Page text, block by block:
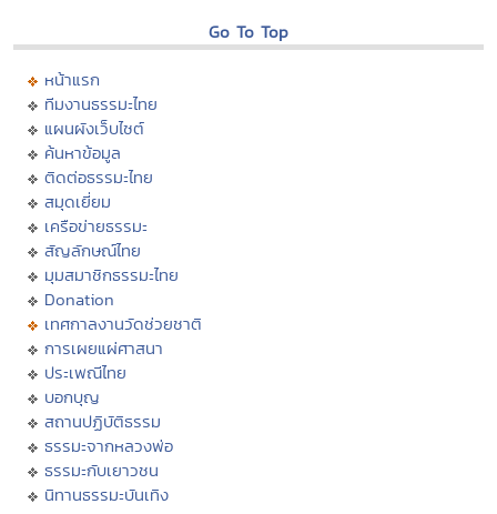
Go To Top
หน้าแรก
ทีมงานธรรมะไทย
แผนผังเว็บไซต์
ค้นหาข้อมูล
ติดต่อธรรมะไทย
สมุดเยี่ยม
เครือข่ายธรรมะ
สัญลักษณ์ไทย
มุมสมาชิกธรรมะไทย
Donation
เทศกาลงานวัดช่วยชาติ
การเผยแผ่ศาสนา
ประเพณีไทย
บอกบุญ
สถานปฏิบัติธรรม
ธรรมะจากหลวงพ่อ
ธรรมะกับเยาวชน
นิทานธรรมะบันเทิง